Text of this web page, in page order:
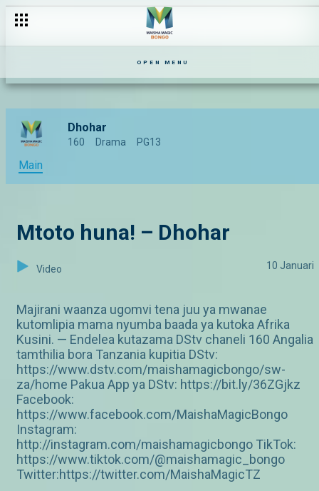
OPEN MENU
Dhohar
160 Drama PG13
Main
Mtoto huna! – Dhohar
Video 10 Januari
Majirani waanza ugomvi tena juu ya mwanae
kutomlipia mama nyumba baada ya kutoka Afrika
Kusini. — Endelea kutazama DStv chaneli 160 Angalia
tamthilia bora Tanzania kupitia DStv:
https://www.dstv.com/maishamagicbongo/sw-
za/home Pakua App ya DStv: https://bit.ly/36ZGjkz
Facebook:
https://www.facebook.com/MaishaMagicBongo
Instagram:
http://instagram.com/maishamagicbongo TikTok:
https://www.tiktok.com/@maishamagic_bongo
Twitter:https://twitter.com/MaishaMagicTZ